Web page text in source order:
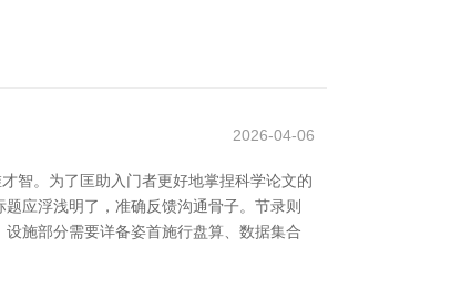
2026-04-06
智。为了匡助入门者更好地掌捏科学论文的
应浮浅明了，准确反馈沟通骨子。节录则
施部分需要详备姿首施行盘算、数据集合